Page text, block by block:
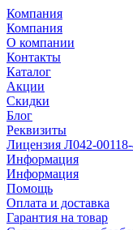
Компания
Компания
О компании
Контакты
Каталог
Акции
Скидки
Блог
Реквизиты
Лицензия Л042-
Информация
Информация
Помощь
Оплата и доставка
Гарантия на товар